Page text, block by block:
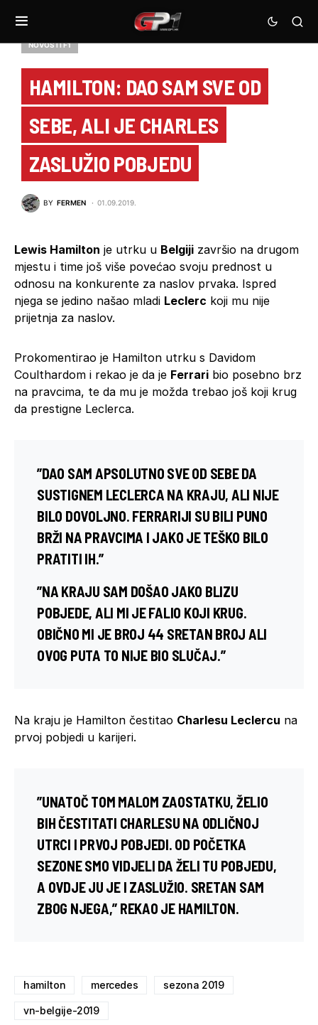
NOVOSTI F1
HAMILTON: DAO SAM SVE OD
SEBE, ALI JE CHARLES
ZASLUŽIO POBJEDU
BY FERMEN 01.09.2019.
Lewis Hamilton je utrku u Belgiji završio na drugom
mjestu i time još više povećao svoju prednost u
odnosu na konkurente za naslov prvaka. Ispred
njega se jedino našao mladi Leclerc koji mu nije
prijetnja za naslov.
Prokomentirao je Hamilton utrku s Davidom
Coulthardom i rekao je da je Ferrari bio posebno brz
na pravcima, te da mu je možda trebao još koji krug
da prestigne Leclerca.
”DAO SAM APSOLUTNO SVE OD SEBE DA
SUSTIGNEM LECLERCA NA KRAJU, ALI NIJE
BILO DOVOLJNO. FERRARIJI SU BILI PUNO
BRŽI NA PRAVCIMA I JAKO JE TEŠKO BILO
PRATITI IH.”
”NA KRAJU SAM DOŠAO JAKO BLIZU
POBJEDE, ALI MI JE FALIO KOJI KRUG.
OBIČNO MI JE BROJ 44 SRETAN BROJ ALI
OVOG PUTA TO NIJE BIO SLUČAJ.”
Na kraju je Hamilton čestitao Charlesu Leclercu na
prvoj pobjedi u karijeri.
”UNATOČ TOM MALOM ZAOSTATKU, ŽELIO
BIH ČESTITATI CHARLESU NA ODLIČNOJ
UTRCI I PRVOJ POBJEDI. OD POČETKA
SEZONE SMO VIDJELI DA ŽELI TU POBJEDU,
A OVDJE JU JE I ZASLUŽIO. SRETAN SAM
ZBOG NJEGA,” REKAO JE HAMILTON.
hamilton mercedes sezona 2019
vn-belgije-2019